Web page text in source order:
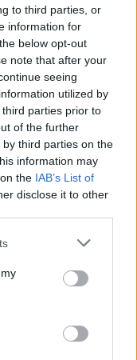
to third parties, or
information for
below opt-out
note that after your
seeing
utilized by
parties prior to
of the further
third parties on the
information may
the IAB’s List of
disclose it to other